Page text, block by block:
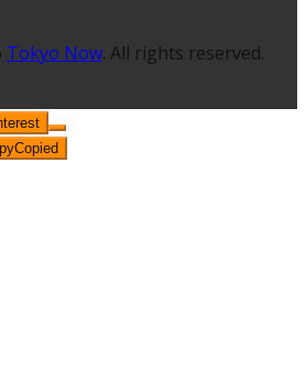
Tokyo Now. All rights reserved.
Copied